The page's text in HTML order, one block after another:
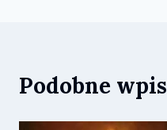
Podobne